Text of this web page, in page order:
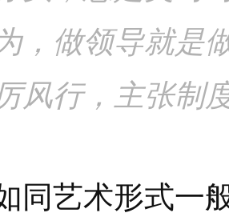
务实，总是
为，做领导
厉风行，主